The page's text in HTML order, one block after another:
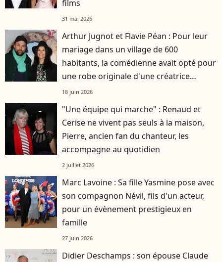
films
31 mai 2026
Arthur Jugnot et Flavie Péan : Pour leur
mariage dans un village de 600
habitants, la comédienne avait opté pour
une robe originale d'une créatrice
française
18 juin 2026
"Une équipe qui marche" : Renaud et
Cerise ne vivent pas seuls à la maison,
Pierre, ancien fan du chanteur, les
accompagne au quotidien
2 juillet 2026
Marc Lavoine : Sa fille Yasmine pose avec
son compagnon Névil, fils d'un acteur,
pour un évènement prestigieux en
famille
27 juin 2026
Didier Deschamps : son épouse Claude